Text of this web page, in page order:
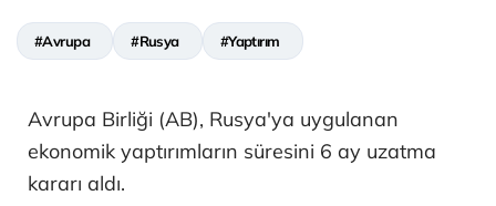
#Avrupa #Rusya #Yaptırım
Avrupa Birliği (AB), Rusya'ya uygulanan
ekonomik yaptırımların süresini 6 ay uzatma
kararı aldı.